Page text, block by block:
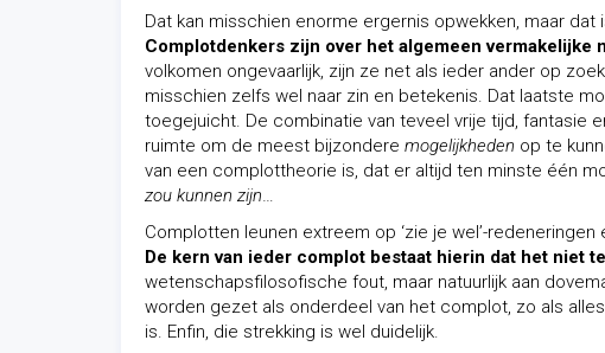
Dat kan misschien enorme ergernis opwekken, maar dat
Complotdenkers zijn over het algemeen vermakelijke
volkomen ongevaarlijk, zijn ze net als ieder ander op
misschien zelfs wel naar zin en betekenis. Dat laatste
toegejuicht. De combinatie van teveel vrije tijd, fantasie
ruimte om de meest bijzondere mogelijkheden op te
van een complottheorie is, dat er altijd ten minste één
zou kunnen zijn…
Complotten leunen extreem op ‘zie je wel’-
De kern van ieder complot bestaat hierin dat het niet
wetenschapsfilosofische fout, maar natuurlijk aan
worden gezet als onderdeel van het complot, zo als
is. Enfin, die strekking is wel duidelijk.